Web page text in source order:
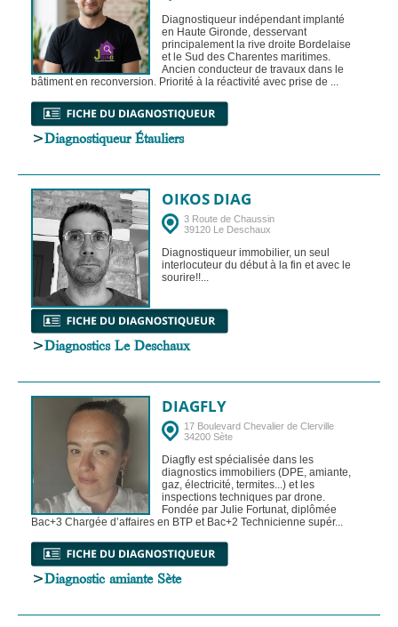
Diagnostiqueur indépendant implanté
en Haute Gironde, desservant
principalement la rive droite Bordelaise
et le Sud des Charentes maritimes.
Ancien conducteur de travaux dans le
bâtiment en reconversion. Priorité à la réactivité avec prise de ...
>Diagnostiqueur Étauliers
OIKOS DIAG
3 Route de Chaussin
39120 Le Deschaux
Diagnostiqueur immobilier, un seul
interlocuteur du début à la fin et avec le
sourire!!...
>Diagnostics Le Deschaux
DIAGFLY
17 Boulevard Chevalier de Clerville
34200 Sète
Diagfly est spécialisée dans les
diagnostics immobiliers (DPE, amiante,
gaz, électricité, termites...) et les
inspections techniques par drone.
Fondée par Julie Fortunat, diplômée
Bac+3 Chargée d’affaires en BTP et Bac+2 Technicienne supér...
>Diagnostic amiante Sète